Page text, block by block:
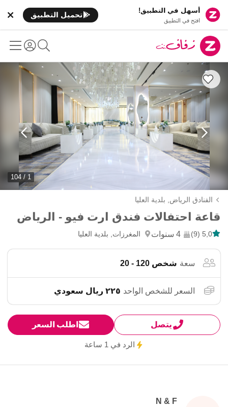
أسهل في التطبيق!
افتح في التطبيق
تحميل التطبيق
1 / 104
الفنادق الرياض, بلدية العليا
قاعة احتفالات فندق ارت فيو - الرياض
5,0 (9) 4 سنوات
سعة شخص 120 - 20
السعر للشخص الواحد ٢٢٥ ريال سعودي
يتصل اطلب السعر
الرد في 1 ساعة
N & F